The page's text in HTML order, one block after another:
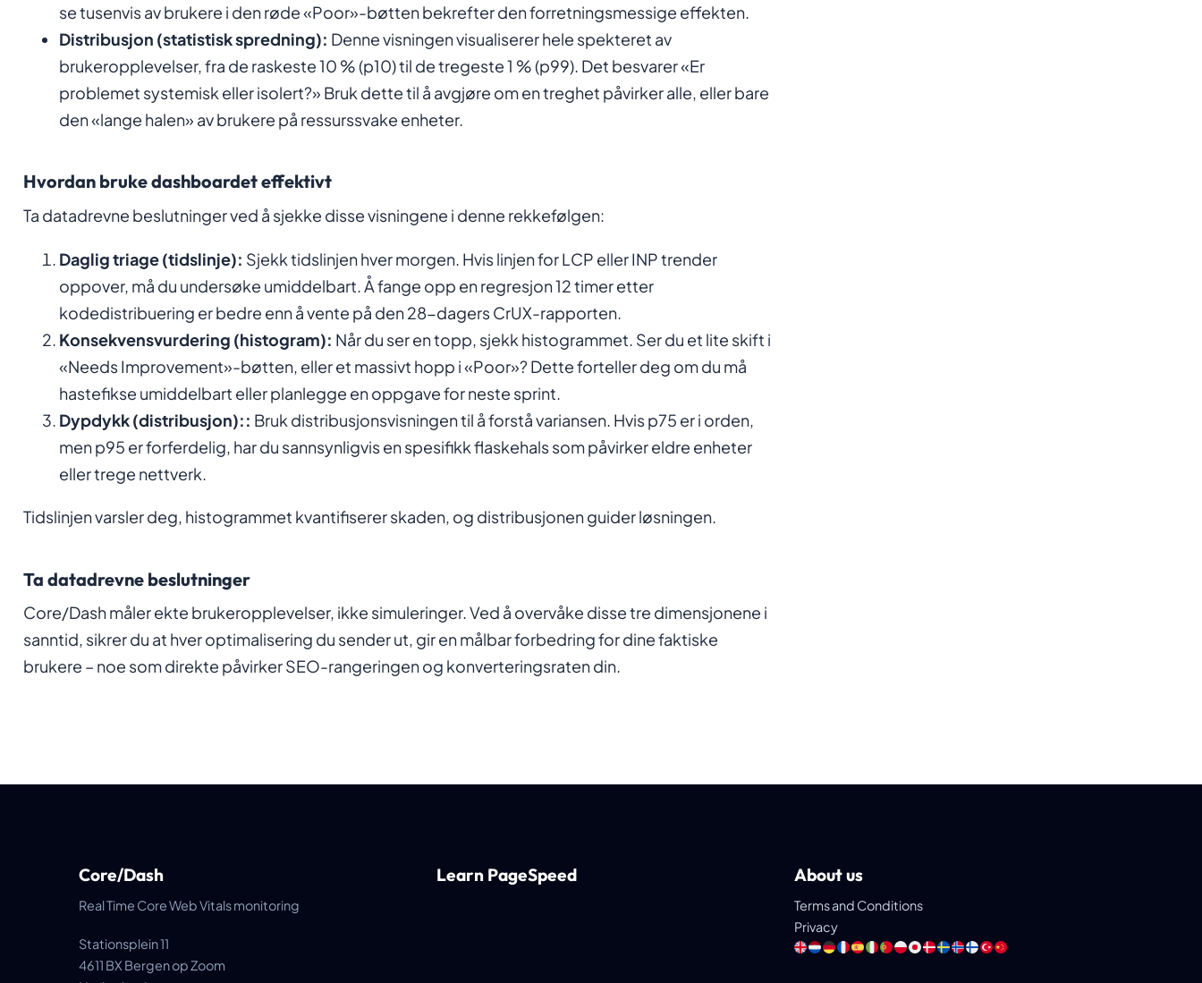
se tusenvis av brukere i den røde «Poor»-bøtten bekrefter den forretningsmessige effekten.
Distribusjon (statistisk spredning): Denne visningen visualiserer hele spekteret av
brukeropplevelser, fra de raskeste 10 % (p10) til de tregeste 1 % (p99). Det besvarer «Er
problemet systemisk eller isolert?» Bruk dette til å avgjøre om en treghet påvirker alle, eller bare
den «lange halen» av brukere på ressurssvake enheter.
Hvordan bruke dashboardet effektivt
Ta datadrevne beslutninger ved å sjekke disse visningene i denne rekkefølgen:
Daglig triage (tidslinje): Sjekk tidslinjen hver morgen. Hvis linjen for LCP eller INP trender
oppover, må du undersøke umiddelbart. Å fange opp en regresjon 12 timer etter
kodedistribuering er bedre enn å vente på den 28-dagers CrUX-rapporten.
Konsekvensvurdering (histogram): Når du ser en topp, sjekk histogrammet. Ser du et lite skift i
«Needs Improvement»-bøtten, eller et massivt hopp i «Poor»? Dette forteller deg om du må
hastefikse umiddelbart eller planlegge en oppgave for neste sprint.
Dypdykk (distribusjon):: Bruk distribusjonsvisningen til å forstå variansen. Hvis p75 er i orden,
men p95 er forferdelig, har du sannsynligvis en spesifikk flaskehals som påvirker eldre enheter
eller trege nettverk.
Tidslinjen varsler deg, histogrammet kvantifiserer skaden, og distribusjonen guider løsningen.
Ta datadrevne beslutninger
Core/Dash måler ekte brukeropplevelser, ikke simuleringer. Ved å overvåke disse tre dimensjonene i
sanntid, sikrer du at hver optimalisering du sender ut, gir en målbar forbedring for dine faktiske
brukere – noe som direkte påvirker SEO-rangeringen og konverteringsraten din.
Core/Dash
Real Time Core Web Vitals monitoring
Stationsplein 11
4611 BX Bergen op Zoom
Learn PageSpeed About us
Terms and Conditions
Privacy